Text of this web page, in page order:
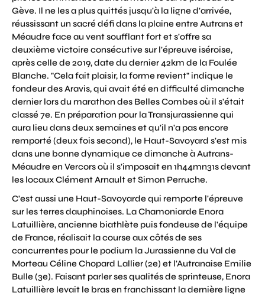
Gève. Il ne les a plus quittés jusqu'à la ligne d'arrivée,
réussissant un sacré défi dans la plaine entre Autrans et
Méaudre face au vent soufflant fort et s'offre sa
deuxième victoire consécutive sur l'épreuve iséroise,
après celle de 2019, date du dernier 42km de la Foulée
Blanche. "Cela fait plaisir, la forme revient" indique le
fondeur des Aravis, qui avait été en difficulté dimanche
dernier lors du marathon des Belles Combes où il s'était
classé 7e. En préparation pour la Transjurassienne qui
aura lieu dans deux semaines et qu'il n'a pas encore
remporté (deux fois second), le Haut-Savoyard s'est mis
dans une bonne dynamique ce dimanche à Autrans-
Méaudre en Vercors où il s'imposait en 1h44mn31s devant
les locaux Clément Arnault et Simon Perruche.
C'est aussi une Haut-Savoyarde qui remporte l'épreuve
sur les terres dauphinoises. La Chamoniarde Enora
Latuillière, ancienne biathlète puis fondeuse de l'équipe
de France, réalisait la course aux côtés de ses
concurrentes pour le podium la Jurassienne du Val de
Morteau Céline Chopard Lallier (2e) et l'Autranaise Emilie
Bulle (3e). Faisant parler ses qualités de sprinteuse, Enora
Latuillière levait le bras en franchissant la dernière ligne